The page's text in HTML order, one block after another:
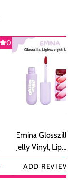
0
Emina
Jelly Vinyl, Lip
Cream Glossy
Ringan
ADD